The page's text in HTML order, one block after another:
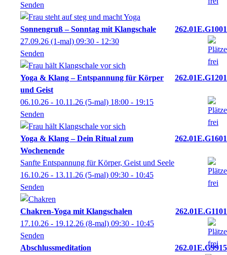
Senden
Sonnengruß – Sonntag mit Klangschale
262.01E.G1001
27.09.26 (1-mal) 09:30 - 12:30
Senden
Yoga & Klang – Entspannung für Körper
und Geist
262.01E.G1201
06.10.26 - 10.11.26 (5-mal) 18:00 - 19:15
Senden
Yoga & Klang – Dein Ritual zum
Wochenende
262.01E.G1601
Sanfte Entspannung für Körper, Geist und Seele
16.10.26 - 13.11.26 (5-mal) 09:30 - 10:45
Senden
Chakren-Yoga mit Klangschalen
262.01E.G1101
17.10.26 - 19.12.26 (8-mal) 09:30 - 10:45
Senden
Abschlussmeditation
262.01E.G9915